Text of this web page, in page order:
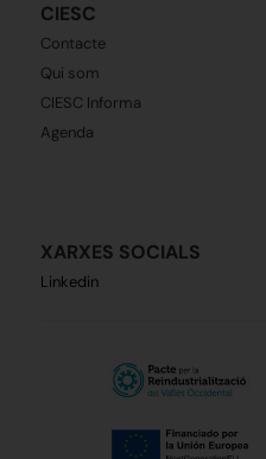
CIESC
Contacte
Qui som
CIESC Informa
Agenda
XARXES SOCIALS
Linkedin